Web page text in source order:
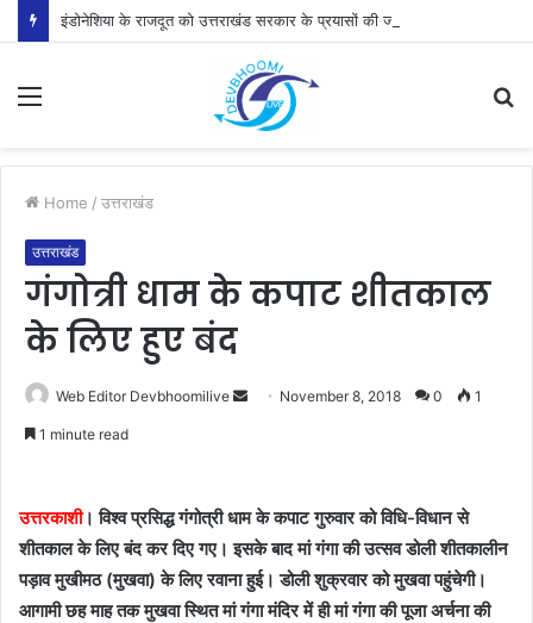
इंडोनेशिया के राजदूत को उत्तराखंड सरकार के प्रयासों की जानकारी दी
Menu
Home / उत्तराखंड
उत्तराखंड
गंगोत्री धाम के कपाट शीतकाल
के लिए हुए बंद
Web Editor Devbhoomilive
Send November 8, 2018 0 1
1 minute read
उत्तरकाशी। विश्व प्रसिद्ध गंगोत्री धाम के कपाट गुरुवार को विधि-विधान से
शीतकाल के लिए बंद कर दिए गए। इसके बाद मां गंगा की उत्सव डोली शीतकालीन
पड़ाव मुखीमठ (मुखवा) के लिए रवाना हुई। डोली शुक्रवार को मुखवा पहुंचेगी।
आगामी छह माह तक मुखवा स्थित मां गंगा मंदिर में ही मां गंगा की पूजा अर्चना की